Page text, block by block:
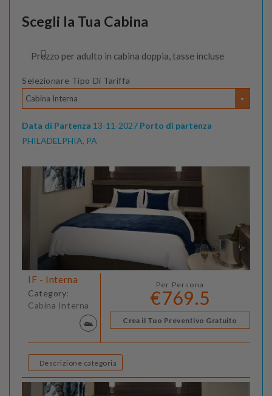
Scegli la Tua Cabina
Prezzo per adulto in cabina doppia, tasse incluse
Selezionare Tipo Di Tariffa
Cabina Interna
Data di Partenza 13-11-2027 Porto di partenza
PHILADELPHIA, PA
IF - Interna
Category:
Cabina Interna
Per Persona
€769.5
Crea il Tuo Preventivo Gratuito
Descrizione categoria